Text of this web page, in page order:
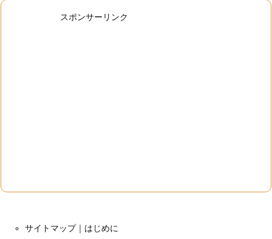
スポンサーリンク
サイトマップ｜はじめに